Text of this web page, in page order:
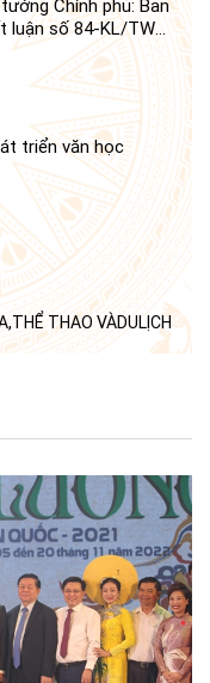
Chính phủ: Ban
luận số 84-KL/TW
trị tiếp tục thực
6 năm 2008
dựng và phát triển
triển văn học
THAO VÀDULỊCH